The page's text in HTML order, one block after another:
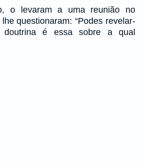
o levaram a uma reunião no
questionaram: “Podes revelar-
é essa sobre a qual